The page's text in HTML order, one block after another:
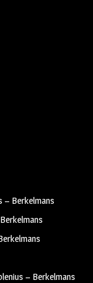
– Berkelmans
– Berkelmans